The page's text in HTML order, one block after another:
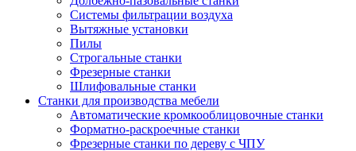
Системы фильтрации воздуха
Вытяжные установки
Пилы
Строгальные станки
Фрезерные станки
Шлифовальные станки
Станки для производства мебели
Автоматические кромкооблицовочные станки
Форматно-раскроечные станки
Фрезерные станки по дереву с ЧПУ